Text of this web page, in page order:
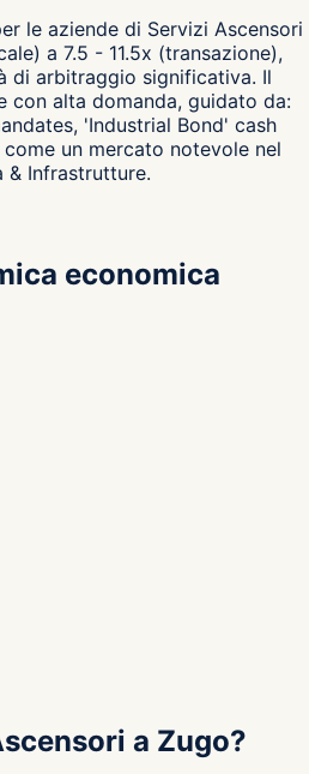
le aziende di Servizi Ascensori
a 7.5 - 11.5x (transazione),
di arbitraggio significativa. Il
con alta domanda, guidato da:
'Industrial Bond' cash
un mercato notevole nel
& Infrastrutture.
economica
a Zugo?